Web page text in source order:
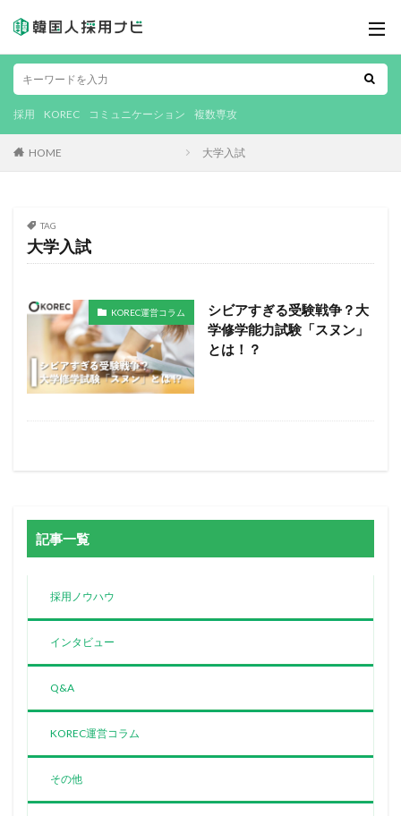
採用 KOREC コミュニケーション 複数専攻
HOME 大学入試
TAG
大学入試
KOREC運営コラム
シビアすぎる受験戦争？大
学修学能力試験「スヌン」
とは！？
記事一覧
採用ノウハウ
インタビュー
Q&A
KOREC運営コラム
その他